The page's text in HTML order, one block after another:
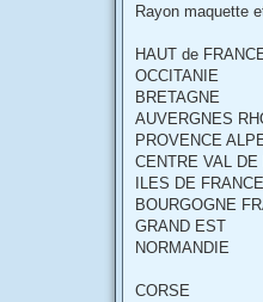
Rayon maquette
HAUT de
OCCITANIE
BRETAGNE
AUVERGNES
PROVENCE
CENTRE VAL DE
ILES DE FRANCE
BOURGOGNE
GRAND EST
NORMANDIE
CORSE